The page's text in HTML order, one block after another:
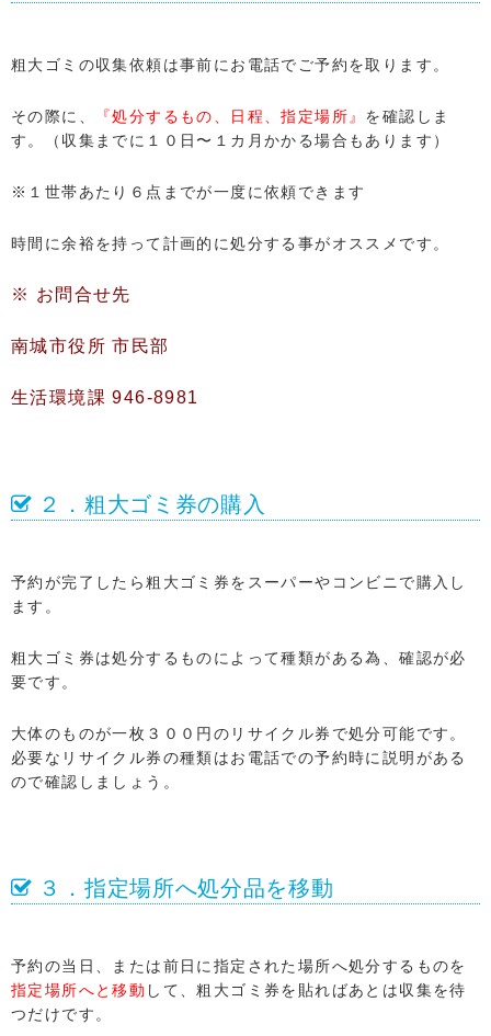
粗大ゴミの収集依頼は事前にお電話でご予約を取ります。
その際に、 『処分するもの、日程、指定場所』 を確認しま
す。（収集までに１０日〜１カ月かかる場合もあります）
※１世帯あたり６点までが一度に依頼できます
時間に余裕を持って計画的に処分する事がオススメです。
※ お問合せ先
南城市役所 市民部
生活環境課 946-8981
２．粗大ゴミ券の購入
予約が完了したら粗大ゴミ券をスーパーやコンビニで購入し
ます。
粗大ゴミ券は処分するものによって種類がある為、確認が必
要です。
大体のものが一枚３００円のリサイクル券で処分可能です。
必要なリサイクル券の種類はお電話での予約時に説明がある
ので確認しましょう。
３．指定場所へ処分品を移動
予約の当日、または前日に指定された場所へ処分するものを
指定場所へと移動 して、粗大ゴミ券を貼ればあとは収集を待
つだけです。